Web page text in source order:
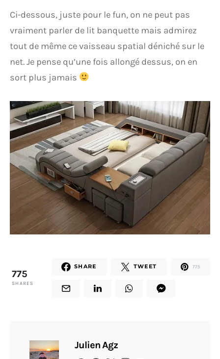
Ci-dessous, juste pour le fun, on ne peut pas
vraiment parler de lit banquette mais admirez
tout de même ce vaisseau spatial déniché sur le
net. Je pense qu’une fois allongé dessus, on en
sort plus jamais
775
SHARES
SHARE TWEET 775
Julien Agz